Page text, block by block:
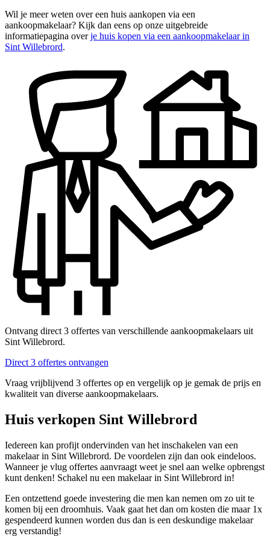
Wil je meer weten over een huis aankopen via een
aankoopmakelaar? Kijk dan eens op onze uitgebreide
informatiepagina overje huis kopen via een aankoopmakelaar in
Sint Willebrord.
Ontvang direct 3 offertes van verschillende aankoopmakelaars uit
Sint Willebrord.
Direct 3 offertes ontvangen
Vraag vrijblijvend 3 offertes op en vergelijk op je gemak de prijs en
kwaliteit van diverse aankoopmakelaars.
Huis verkopen Sint Willebrord
Iedereen kan profijt ondervinden van het inschakelen van een
makelaar in Sint Willebrord. De voordelen zijn dan ook eindeloos.
Wanneer je vlug offertes aanvraagt weet je snel aan welke opbrengst
kunt denken! Schakel nu een makelaar in Sint Willebrord in!
Een ontzettend goede investering die men kan nemen om zo uit te
komen bij een droomhuis. Vaak gaat het dan om kosten die maar 1x
gespendeerd kunnen worden dus dan is een deskundige makelaar
erg verstandig!